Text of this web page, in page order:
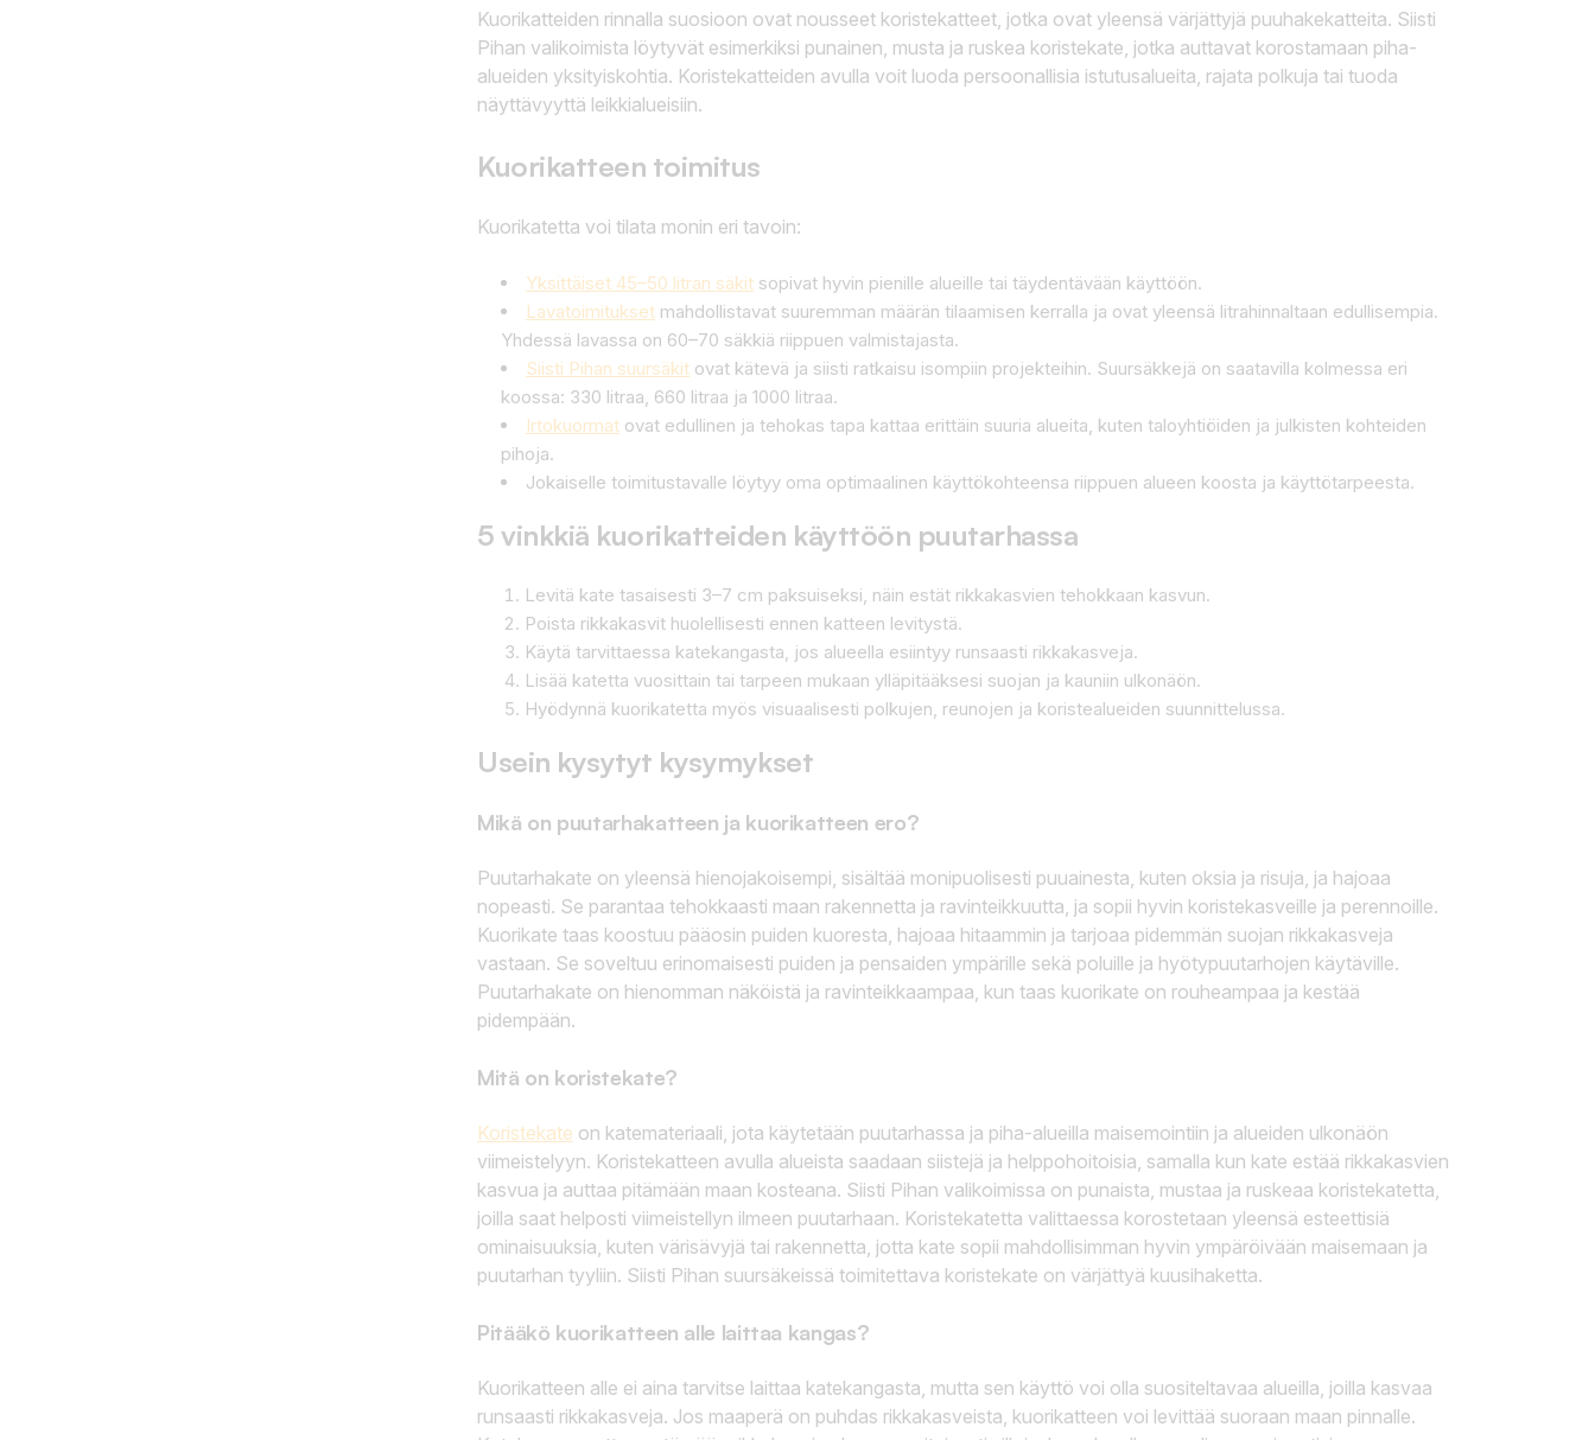
Kuorikatteiden rinnalla suosioon ovat nousseet koristekatteet, jotka ovat yleensä värjättyjä puuhakekatteita. Siisti
Pihan valikoimista löytyvät esimerkiksi punainen, musta ja ruskea koristekate, jotka auttavat korostamaan piha-
alueiden yksityiskohtia. Koristekatteiden avulla voit luoda persoonallisia istutusalueita, rajata polkuja tai tuoda
näyttävyyttä leikkialueisiin.
Kuorikatteen toimitus
Kuorikatetta voi tilata monin eri tavoin:
Yksittäiset 45–50 litran säkit sopivat hyvin pienille alueille tai täydentävään käyttöön.
Lavatoimitukset mahdollistavat suuremman määrän tilaamisen kerralla ja ovat yleensä litrahinnaltaan edullisempia.
Yhdessä lavassa on 60–70 säkkiä riippuen valmistajasta.
Siisti Pihan suursäkit ovat kätevä ja siisti ratkaisu isompiin projekteihin. Suursäkkejä on saatavilla kolmessa eri
koossa: 330 litraa, 660 litraa ja 1000 litraa.
Irtokuormat ovat edullinen ja tehokas tapa kattaa erittäin suuria alueita, kuten taloyhtiöiden ja julkisten kohteiden
pihoja.
Jokaiselle toimitustavalle löytyy oma optimaalinen käyttökohteensa riippuen alueen koosta ja käyttötarpeesta.
5 vinkkiä kuorikatteiden käyttöön puutarhassa
Levitä kate tasaisesti 3–7 cm paksuiseksi, näin estät rikkakasvien tehokkaan kasvun.
Poista rikkakasvit huolellisesti ennen katteen levitystä.
Käytä tarvittaessa katekangasta, jos alueella esiintyy runsaasti rikkakasveja.
Lisää katetta vuosittain tai tarpeen mukaan ylläpitääksesi suojan ja kauniin ulkonäön.
Hyödynnä kuorikatetta myös visuaalisesti polkujen, reunojen ja koristealueiden suunnittelussa.
Usein kysytyt kysymykset
Mikä on puutarhakatteen ja kuorikatteen ero?
Puutarhakate on yleensä hienojakoisempi, sisältää monipuolisesti puuainesta, kuten oksia ja risuja, ja hajoaa
nopeasti. Se parantaa tehokkaasti maan rakennetta ja ravinteikkuutta, ja sopii hyvin koristekasveille ja perennoille.
Kuorikate taas koostuu pääosin puiden kuoresta, hajoaa hitaammin ja tarjoaa pidemmän suojan rikkakasveja
vastaan. Se soveltuu erinomaisesti puiden ja pensaiden ympärille sekä poluille ja hyötypuutarhojen käytäville.
Puutarhakate on hienomman näköistä ja ravinteikkaampaa, kun taas kuorikate on rouheampaa ja kestää
pidempään.
Mitä on koristekate?
Koristekate on katemateriaali, jota käytetään puutarhassa ja piha-alueilla maisemointiin ja alueiden ulkonäön
viimeistelyyn. Koristekatteen avulla alueista saadaan siistejä ja helppohoitoisia, samalla kun kate estää rikkakasvien
kasvua ja auttaa pitämään maan kosteana. Siisti Pihan valikoimissa on punaista, mustaa ja ruskeaa koristekatetta,
joilla saat helposti viimeistellyn ilmeen puutarhaan. Koristekatetta valittaessa korostetaan yleensä esteettisiä
ominaisuuksia, kuten värisävyjä tai rakennetta, jotta kate sopii mahdollisimman hyvin ympäröivään maisemaan ja
puutarhan tyyliin. Siisti Pihan suursäkeissä toimitettava koristekate on värjättyä kuusihaketta.
Pitääkö kuorikatteen alle laittaa kangas?
Kuorikatteen alle ei aina tarvitse laittaa katekangasta, mutta sen käyttö voi olla suositeltavaa alueilla, joilla kasvaa
runsaasti rikkakasveja. Jos maaperä on puhdas rikkakasveista, kuorikatteen voi levittää suoraan maan pinnalle.